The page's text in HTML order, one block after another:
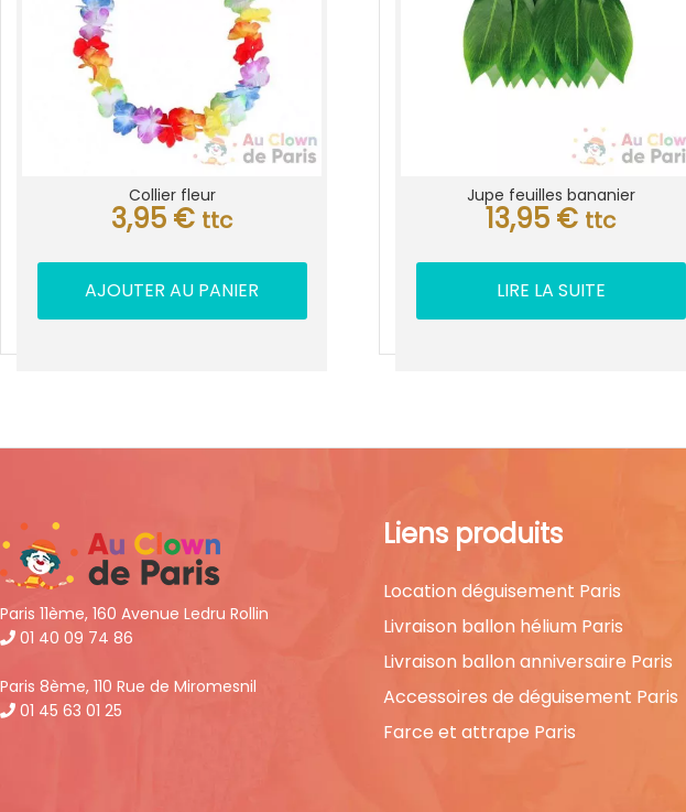
Collier fleur
3,95 € ttc
AJOUTER AU PANIER
Jupe feuilles bananier
13,95 € ttc
LIRE LA SUITE
Paris 11ème, 160 Avenue Ledru Rollin
01 40 09 74 86
Paris 8ème, 110 Rue de Miromesnil
01 45 63 01 25
Liens produits
Location déguisement Paris
Livraison ballon hélium Paris
Livraison ballon anniversaire Paris
Accessoires de déguisement Paris
Farce et attrape Paris